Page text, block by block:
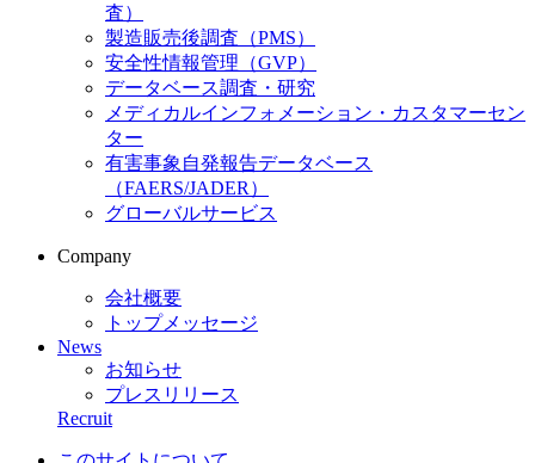
査）
製造販売後調査（PMS）
安全性情報管理（GVP）
データベース調査・研究
メディカルインフォメーション・カスタマーセン
ター
有害事象自発報告データベース
（FAERS/JADER）
グローバルサービス
Company
会社概要
トップメッセージ
News
お知らせ
プレスリリース
Recruit